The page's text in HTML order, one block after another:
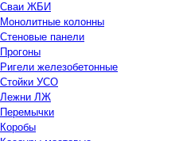
Сваи ЖБИ
Монолитные колонны
Стеновые панели
Прогоны
Ригели железобетонные
Стойки УСО
Лежни ЛЖ
Перемычки
Коробы